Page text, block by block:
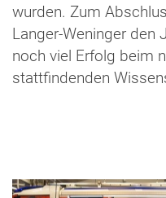
wurden. Zum
Langer-Weninger den
noch viel Erfolg beim
stattfindenden